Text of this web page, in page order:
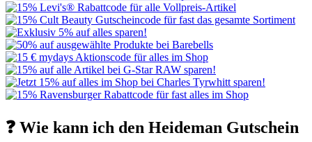
❓ Wie kann ich den Heideman Gutschein